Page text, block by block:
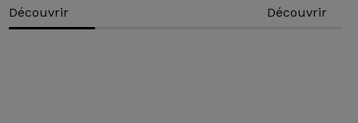
Découvrir
Découvrir